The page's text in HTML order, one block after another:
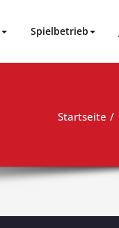
Spielbetrieb
Startseite